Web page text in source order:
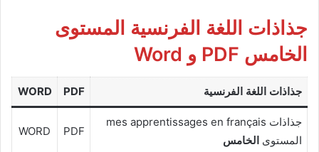
جذاذات اللغة الفرنسية المستوى
الخامس PDF و Word
جذاذات اللغة الفرنسية PDF
WORD
جذاذات mes apprentissages en français
المستوى الخامس
PDF
WORD